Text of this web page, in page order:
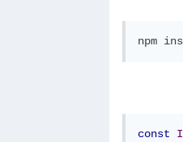
npm
const